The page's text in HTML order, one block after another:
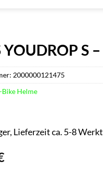
YOUDROP S
Lieferzeit ca. 5-8
2000000121475
Bike Helme